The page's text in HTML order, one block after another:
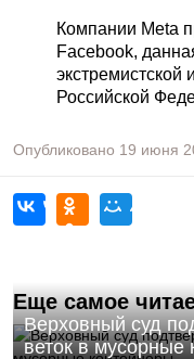
Компании Meta
Facebook,
экстремистской
Российской
Опубликовано 19 июня
Еще самое
Верховный суд
веток в мусорные